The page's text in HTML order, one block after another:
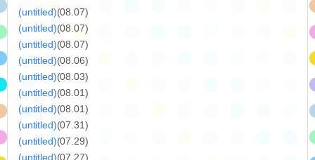
(untitled)(08.07)
(untitled)(08.07)
(untitled)(08.07)
(untitled)(08.06)
(untitled)(08.03)
(untitled)(08.01)
(untitled)(08.01)
(untitled)(07.31)
(untitled)(07.29)
(untitled)(07.27)